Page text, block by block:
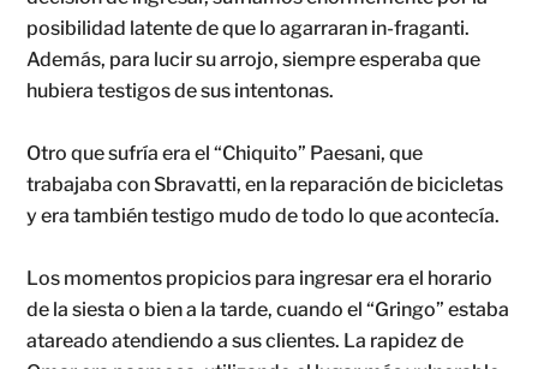
posibilidad latente de que lo agarraran in-fraganti.
Además, para lucir su arrojo, siempre esperaba que
hubiera testigos de sus intentonas.
Otro que sufría era el “Chiquito” Paesani, que
trabajaba con Sbravatti, en la reparación de bicicletas
y era también testigo mudo de todo lo que acontecía.
Los momentos propicios para ingresar era el horario
de la siesta o bien a la tarde, cuando el “Gringo” estaba
atareado atendiendo a sus clientes. La rapidez de